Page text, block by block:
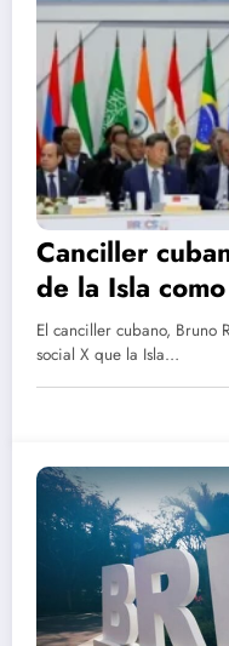
Canciller
de la Isla
los BRICS
El canciller cubano, Bruno
social X que la Isla…